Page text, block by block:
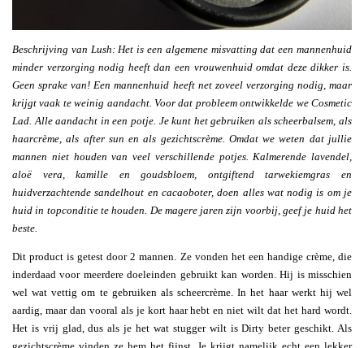
Beschrijving van Lush: Het is een algemene misvatting dat een mannenhuid
minder verzorging nodig heeft dan een vrouwenhuid omdat deze dikker is.
Geen sprake van! Een mannenhuid heeft net zoveel verzorging nodig, maar
krijgt vaak te weinig aandacht. Voor dat probleem ontwikkelde we Cosmetic
Lad. Alle aandacht in een potje. Je kunt het gebruiken als scheerbalsem, als
haarcrème, als after sun en als gezichtscrème. Omdat we weten dat jullie
mannen niet houden van veel verschillende potjes. Kalmerende lavendel,
aloë vera, kamille en goudsbloem, ontgiftend tarwekiemgras en
huidverzachtende sandelhout en cacaoboter, doen alles wat nodig is om je
huid in topconditie te houden. De magere jaren zijn voorbij, geef je huid het
beste.
Dit product is getest door 2 mannen. Ze vonden het een handige crème, die
inderdaad voor meerdere doeleinden gebruikt kan worden. Hij is misschien
wel wat vettig om te gebruiken als scheercrème. In het haar werkt hij wel
aardig, maar dan vooral als je kort haar hebt en niet wilt dat het hard wordt.
Het is vrij glad, dus als je het wat stugger wilt is Dirty beter geschikt. Als